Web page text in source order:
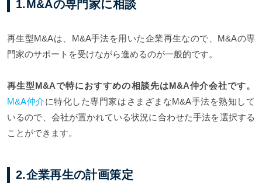
1.M&Aの専門家に相談
再生型M&Aは、M&A手法を用いた企業再生なので、M&Aの専
門家のサポートを受けながら進めるのが一般的です。
再生型M&Aで特におすすめの相談先はM&A仲介会社です。
M&A仲介に特化した専門家はさまざまなM&A手法を熟知して
いるので、会社が置かれている状況に合わせた手法を選択する
ことができます。
2.企業再生の計画策定